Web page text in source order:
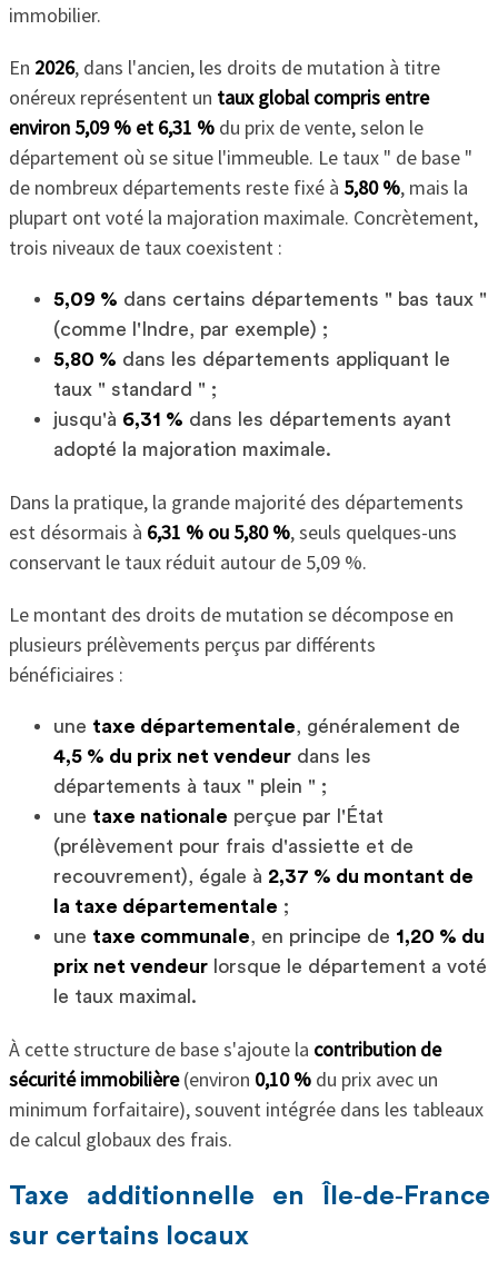
immobilier.
En 2026, dans l'ancien, les droits de mutation à titre
onéreux représentent un taux global compris entre
environ 5,09 % et 6,31 %du prix de vente, selon le
département où se situe l'immeuble. Le taux " de base "
de nombreux départements reste fixé à 5,80 %, mais la
plupart ont voté la majoration maximale. Concrètement,
trois niveaux de taux coexistent :
5,09 % dans certains départements " bas taux "
(comme l'Indre, par exemple) ;
5,80 % dans les départements appliquant le
taux " standard " ;
jusqu'à 6,31 % dans les départements ayant
adopté la majoration maximale.
Dans la pratique, la grande majorité des départements
est désormais à 6,31 % ou 5,80 %, seuls quelques-uns
conservant le taux réduit autour de 5,09 %.
Le montant des droits de mutation se décompose en
plusieurs prélèvements perçus par différents
bénéficiaires :
une taxe départementale, généralement de
4,5 % du prix net vendeurdans les
départements à taux " plein " ;
une taxe nationale perçue par l'État
(prélèvement pour frais d'assiette et de
recouvrement), égale à 2,37 % du montant de
la taxe départementale ;
une taxe communale, en principe de 1,20 % du
prix net vendeurlorsque le département a voté
le taux maximal.
À cette structure de base s'ajoute la contribution de
sécurité immobilière(environ 0,10 %du prix avec un
minimum forfaitaire), souvent intégrée dans les tableaux
de calcul globaux des frais.
Taxe additionnelle en Île‑de‑France
sur certains locaux